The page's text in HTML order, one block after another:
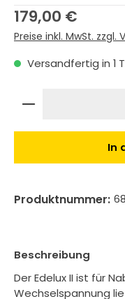
Regulärer Preis:
179,00 €
Preise inkl. MwSt. zzgl.
Versandfertig in 1
Produkt
In
Produktnummer:
Beschreibung
Der Edelux II ist für
Wechselspannung